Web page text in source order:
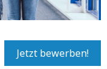
Jetzt bewerben!